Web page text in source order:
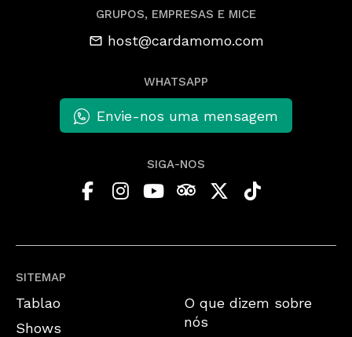
SITEMAP
Tablao
Shows
O que dizem sobre
nós
GRUPOS, EMPRESAS E MICE
host@cardamomo.com
WHATSAPP
Envie-nos uma mensagem
SIGA-NOS